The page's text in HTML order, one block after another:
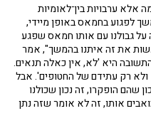
ערבויות בין־לאומיות
לפגוע בחמאס באופן מיידי,
על גבולנו עם אותו חמאס שפגע
את זה איתנו בהמשך", אמר
היא 'לא, אין כאלה תנאים.
רק עתידם של החטופים'. אבל
שהם הופקרו, זה נכון שכולנו
אותו, זה לא אומר שזה נתן